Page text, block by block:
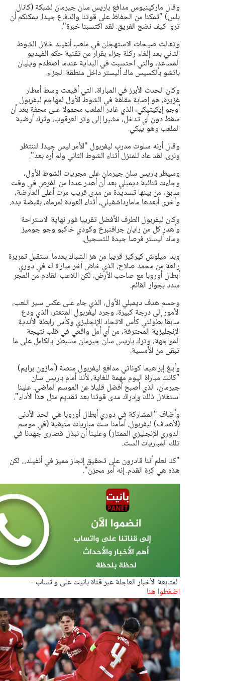
وقال ماركينيوس مدافع باريس سان جيرمان لشبكة (كانال
بلس) "تمكنا من الحفاظ على قوتنا والدفاع جيدا. يمكنكم أن
تروا كيف نضج الفريق. لقد اكتسبنا خبرة".
وتعالت صيحات الاستهجان في ملعب أنفيلد خلال الشوط
الثاني بعد إلغاء ركلة جزاء بقرار من تقنية حكم الفيديو
المساعد، والتي احتسبت في البداية عندما اصطدم ويليان
باتشو بألكسيس ماك أليستر داخل منطقة الجزاء.
وكان الحدث الأبرز في المباراة، التي أقيمت وسط أمطار
غزيرة، هو إصابة مقلقة في الشوط الأول لمهاجم ليفربول
أوجو إيكيتيكي، الذي غادر الملعب محمولا على محفة بعد أن
سقط دون أي تدخل، مشيرا إلى وتر العرقوب، وترك أرضية
الملعب وهو يبكي.
وقال أرنه سلوت مدرب ليفربول "الأمر ليس جيدا. لننتظر
ونرى. لقد عاد للمنزل أثناء الشوط الثاني ولم أره بعد".
وسيطر باريس سان جيرمان على مجريات الشوط الأول،
وجاءت ثنائية ديمبلي بعد أن أهدر عددا من الفرص في وقت
سابق، من بينها تسديدة من مدى قريب مرت أعلى العارضة،
وأخرى أبعدها مامارداشفيلي، أثناء العودة لمرماه، بقبضة يده.
وكان ليفربول الطرف الأفضل تقريبا فور نهاية الاستراحة
وأهدر كل من رايان جرافنبرخ وكودي خاكبو وجو جوميز
وماك أليستر فرصا جيدة للتسجيل.
وبدا ميلوش كيركيز قريبا من هز الشباك بعدما استقبل تمريرة
رائعة من محمد صلاح، الذي خاض آخر مباراة له في دوري
أبطال أوروبا مع صاحب الأرض، لكن اللاعب القادم من المجر
سدد بجوار القائم.
وحسم هدف ديمبلي الأول، الذي جاء على عكس سير اللعب،
الأمور إلى درجة كبيرة، وجرد ليفربول المتعثر، الذي ودع
سابقا بطولتي كأس الاتحاد الإنجليزي وكأس رابطة الأندية
الإنجليزية المحترفة، من أي أمل واقعي في قلب نتيجة
المواجهة، وترك باريس سان جيرمان مسيطرا بالكامل على ما
تبقى من الأمسية.
وأبلغ إبراهيما كوناتي مدافع ليفربول منصة (أمازون برايم)
"كانت مباراة اليوم مهمة للغاية، لأننا أمام باريس سان
جيرمان، الذي أصبح أفضل قليلا عن الموسم الماضي. علينا
استغلال ذلك وإدراك مدى قوتنا بعد تقديم مثل هذا الأداء".
وأضاف "المشاركة في دوري أبطال أوروبا هي الحد الأدنى
(لأهداف) ليفربول. أمامنا ست مباريات متبقية (في موسم
الدوري الإنجليزي الممتاز) وعلينا أن نبذل قصارى جهدنا في
تلك المباريات الست.
"كنا نعلم أننا قادرون على تحقيق إنجاز مميز في أنفيلد... لكن
هذه هي كرة القدم. إنه أمر محزن".
لمتابعة الأخبار العاجلة عبر قناة بانيت على واتساب -
اضغطوا هنا